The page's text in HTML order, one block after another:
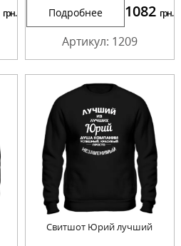
грн. Подробнее 1082 грн.
Артикул: 1209
Свитшот Юрий лучший